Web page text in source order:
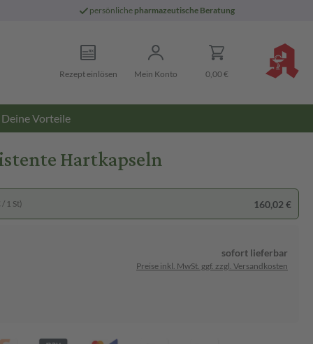
persönliche pharmazeutische Beratung
Rezept einlösen Mein Konto 0,00 €
Deine Vorteile
Hartkapseln
1 St) 160,02 €
sofort lieferbar
Preise inkl. MwSt. ggf. zzgl. Versandkosten